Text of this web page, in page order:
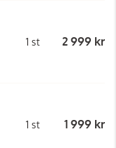
1 st 2 999 kr
1 st 1 999 kr